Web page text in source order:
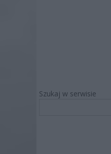
Szukaj w serwisie